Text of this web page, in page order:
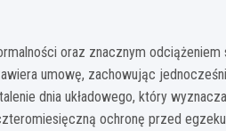
oraz znacznym odciążeniem
umowę, zachowując
dnia układowego, który
ochronę przed